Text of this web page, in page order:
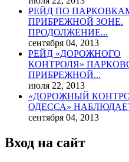
РЕЙД ПО
ПРИБРЕЖНОЙ ЗОНЕ.
ПРОДОЛЖЕНИЕ...
сентября 04, 2013
РЕЙД «ДОРОЖНОГО
КОНТРОЛЯ»
ПРИБРЕЖНОЙ...
июля 22, 2013
«ДОРОЖНЫЙ
ОДЕССА»
сентября 04, 2013
Вход на сайт